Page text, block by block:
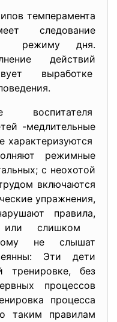
темперамента
следование
режиму дня.
действий
выработке
-медлительные
характеризуются
режимные
с неохотой
включаются
упражнения,
правила,
или слишком
не слышат
Эти дети
тренировке, без
процессов
процесса
таким правилам